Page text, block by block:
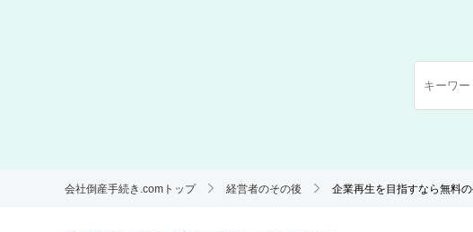
会社倒産手続き.comトップ 経営者のその後 企業再生を目指すなら無料